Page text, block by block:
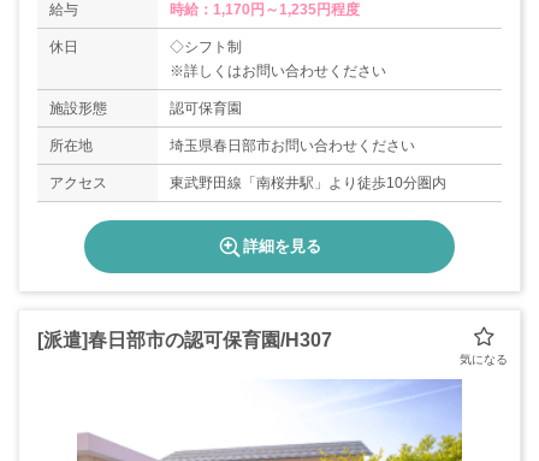
給与 時給：1,170円～1,235円程度
休日
◇シフト制
※詳しくはお問い合わせください
施設形態 認可保育園
所在地 埼玉県春日部市お問い合わせください
アクセス 東武野田線「南桜井駅」より徒歩10分圏内
詳細を見る
[派遣]春日部市の認可保育園/H307